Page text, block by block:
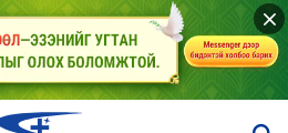
хариуцлага (3)